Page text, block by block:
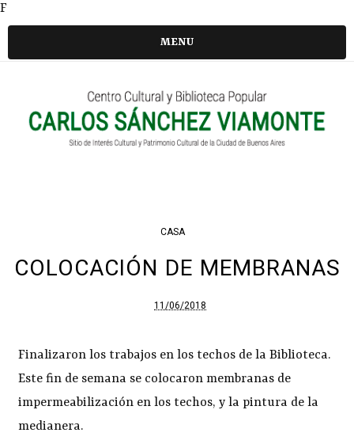
F
MENU
CASA
COLOCACIÓN DE MEMBRANAS
11/06/2018
Finalizaron los trabajos en los techos de la Biblioteca.
Este fin de semana se colocaron membranas de
impermeabilización en los techos, y la pintura de la
medianera.